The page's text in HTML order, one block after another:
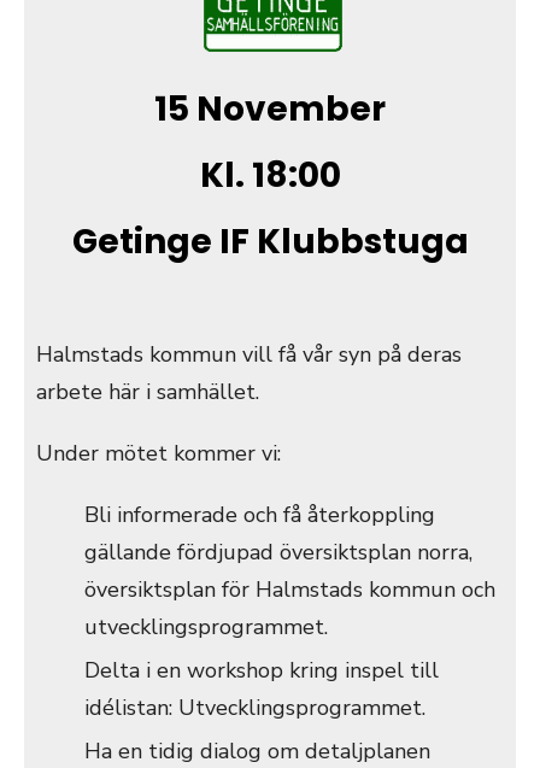
15 November
Kl. 18:00
Getinge IF Klubbstuga
Halmstads kommun vill få vår syn på deras
arbete här i samhället.
Under mötet kommer vi:
Bli informerade och få återkoppling
gällande fördjupad översiktsplan norra,
översiktsplan för Halmstads kommun och
utvecklingsprogrammet.
Delta i en workshop kring inspel till
idélistan: Utvecklingsprogrammet.
Ha en tidig dialog om detaljplanen